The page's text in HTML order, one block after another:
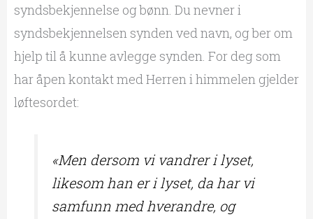
syndsbekjennelse og bønn. Du nevner i
syndsbekjennelsen synden ved navn, og ber om
hjelp til å kunne avlegge synden. For deg som
har åpen kontakt med Herren i himmelen gjelder
løftesordet:
«Men dersom vi vandrer i lyset,
likesom han er i lyset, da har vi
samfunn med hverandre, og